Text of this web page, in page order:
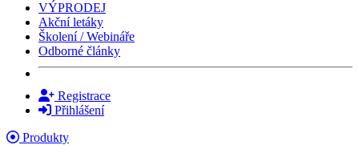
VÝPRODEJ
Akční letáky
Školení / Webináře
Odborné články
Registrace
Přihlášení
Produkty